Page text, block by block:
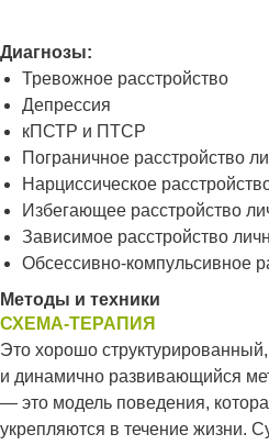
Диагнозы:
Тревожное расстройство
Депрессия
кПСТР и ПТСР
Пограничное расстройство
Нарциссическое
Избегающее расстройство
Зависимое расстройство
Обсессивно-компульсивное
Методы и техники
СХЕМА-ТЕРАПИЯ
Это хорошо
и динамично развивающийся
— это модель поведения,
укрепляются в течение жизни.